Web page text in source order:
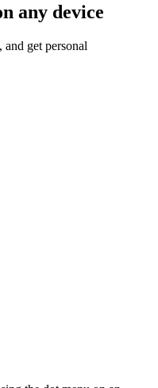
any device
and get personal